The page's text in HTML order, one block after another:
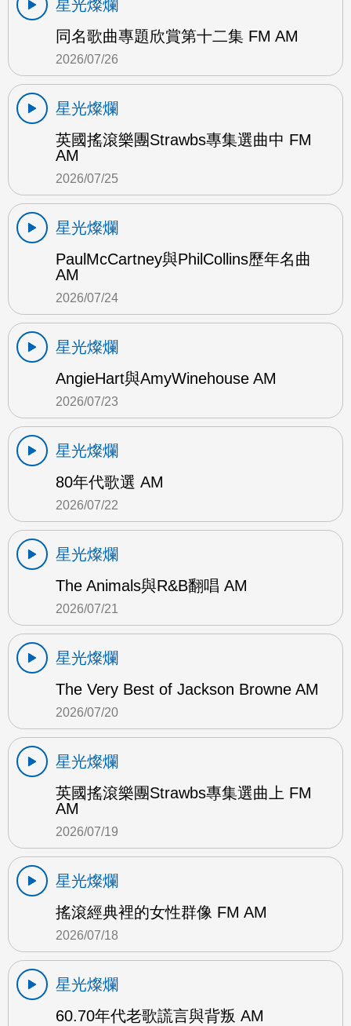
星光燦爛
同名歌曲專題欣賞第十二集 FM AM
2026/07/26
星光燦爛
英國搖滾樂團Strawbs專集選曲中 FM
AM
2026/07/25
星光燦爛
PaulMcCartney與PhilCollins歷年名曲
AM
2026/07/24
星光燦爛
AngieHart與AmyWinehouse AM
2026/07/23
星光燦爛
80年代歌選 AM
2026/07/22
星光燦爛
The Animals與R&B翻唱 AM
2026/07/21
星光燦爛
The Very Best of Jackson Browne AM
2026/07/20
星光燦爛
英國搖滾樂團Strawbs專集選曲上 FM
AM
2026/07/19
星光燦爛
搖滾經典裡的女性群像 FM AM
2026/07/18
星光燦爛
60.70年代老歌謊言與背叛 AM